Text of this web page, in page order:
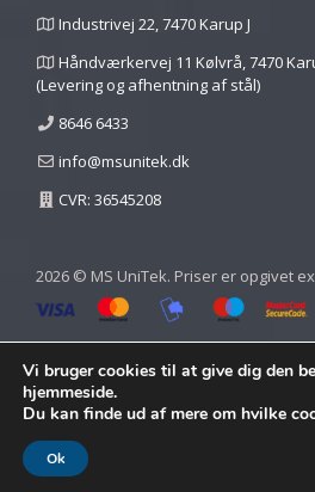
Industrivej 22, 7470 Karup J
Håndværkervej 11 Kølvrå, 7470
(Levering og afhentning af stål)
8646 6433
info@msunitek.dk
CVR: 36545208
2026 © MS UniTek. Priser er opgivet
Vi bruger cookies til at give dig den
hjemmeside.
Du kan finde ud af mere om hvilke
Ok